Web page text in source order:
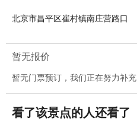
北京市昌平区崔村镇南庄营路口
暂无报价
暂无门票预订，我们正在努力补充
看了该景点的人还看了